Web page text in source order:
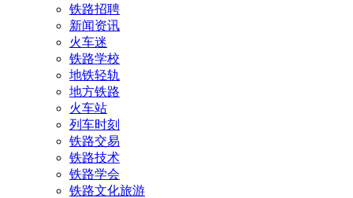
铁路招聘
新闻资讯
火车迷
铁路学校
地铁轻轨
地方铁路
火车站
列车时刻
铁路交易
铁路技术
铁路学会
铁路文化旅游